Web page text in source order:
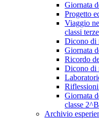
Giornata
Progetto
Viaggio
classi
Dicono di
Giornata
Ricordo
Dicono di
Giornata
classe
Archivio